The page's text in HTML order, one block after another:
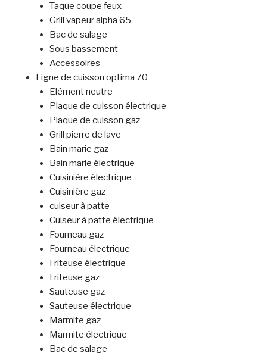
Taque coupe feux
Grill vapeur alpha 65
Bac de salage
Sous bassement
Accessoires
Ligne de cuisson optima 70
Elément neutre
Plaque de cuisson électrique
Plaque de cuisson gaz
Grill pierre de lave
Bain marie gaz
Bain marie électrique
Cuisinière électrique
Cuisinière gaz
cuiseur à patte
Cuiseur à patte électrique
Fourneau gaz
Fourneau électrique
Friteuse électrique
Friteuse gaz
Sauteuse gaz
Sauteuse électrique
Marmite gaz
Marmite électrique
Bac de salage